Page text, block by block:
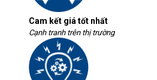
Cam kết giá tốt nhất
Cạnh tranh trên thị trường